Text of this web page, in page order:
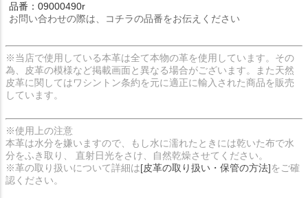
品番：09000490r
お問い合わせの際は、コチラの品番をお伝えください
※当店で使用している本革は全て本物の革を使用しています。その
為、皮革の模様など掲載画面と異なる場合がございます。また天然
皮革に関してはワシントン条約を元に適正に輸入された商品を販売
しています。
※使用上の注意
本革は水分を嫌いますので、もし水に濡れたときには乾いた布で水
分をふき取り、 直射日光をさけ、自然乾燥させてください。
※革の取り扱いについて詳細は[皮革の取り扱い・保管の方法]をご確
認ください。